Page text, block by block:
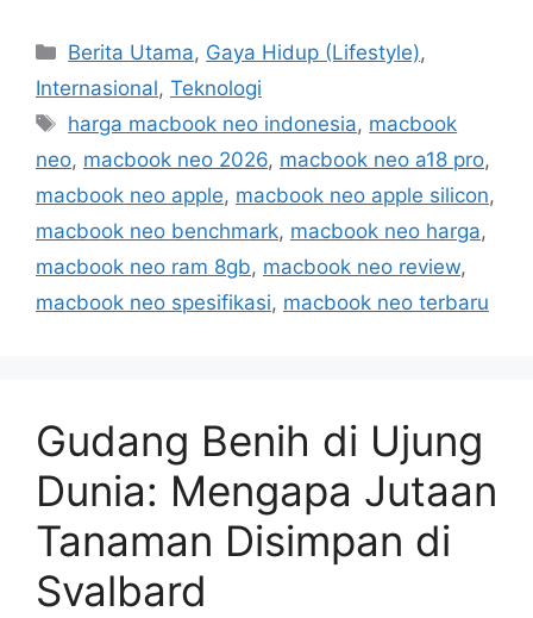
C
a
e
g
o
r
i
s
Berita Utama, Gaya Hidup (Lifestyle),
Internasional, Teknologi
T
s
harga macbook neo indonesia, macbook
neo, macbook neo 2026, macbook neo a18 pro,
macbook neo apple, macbook neo apple silicon,
macbook neo benchmark, macbook neo harga,
macbook neo ram 8gb, macbook neo review,
macbook neo spesifikasi, macbook neo terbaru
Gudang Benih di Ujung
Dunia: Mengapa Jutaan
Tanaman Disimpan di
Svalbard